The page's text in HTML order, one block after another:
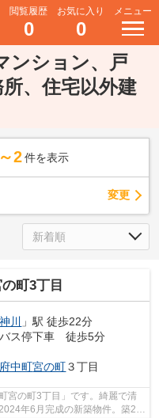
閲覧履歴
0
お気に入り
0
メニュー
ンション、戸
、住宅以外建
2 件を表示
変更
町3丁目
川
」駅 徒歩22分
バス停下車 徒歩5分
中町宮の町３丁目
宮の町3丁目」です。綺麗で清
年6月完成の新築物件。築2年